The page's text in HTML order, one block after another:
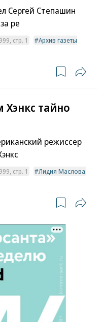
Сергей Степашин
ре
стр. 1
Архив газеты
тайно
режиссер
стр. 1
Лидия Маслова